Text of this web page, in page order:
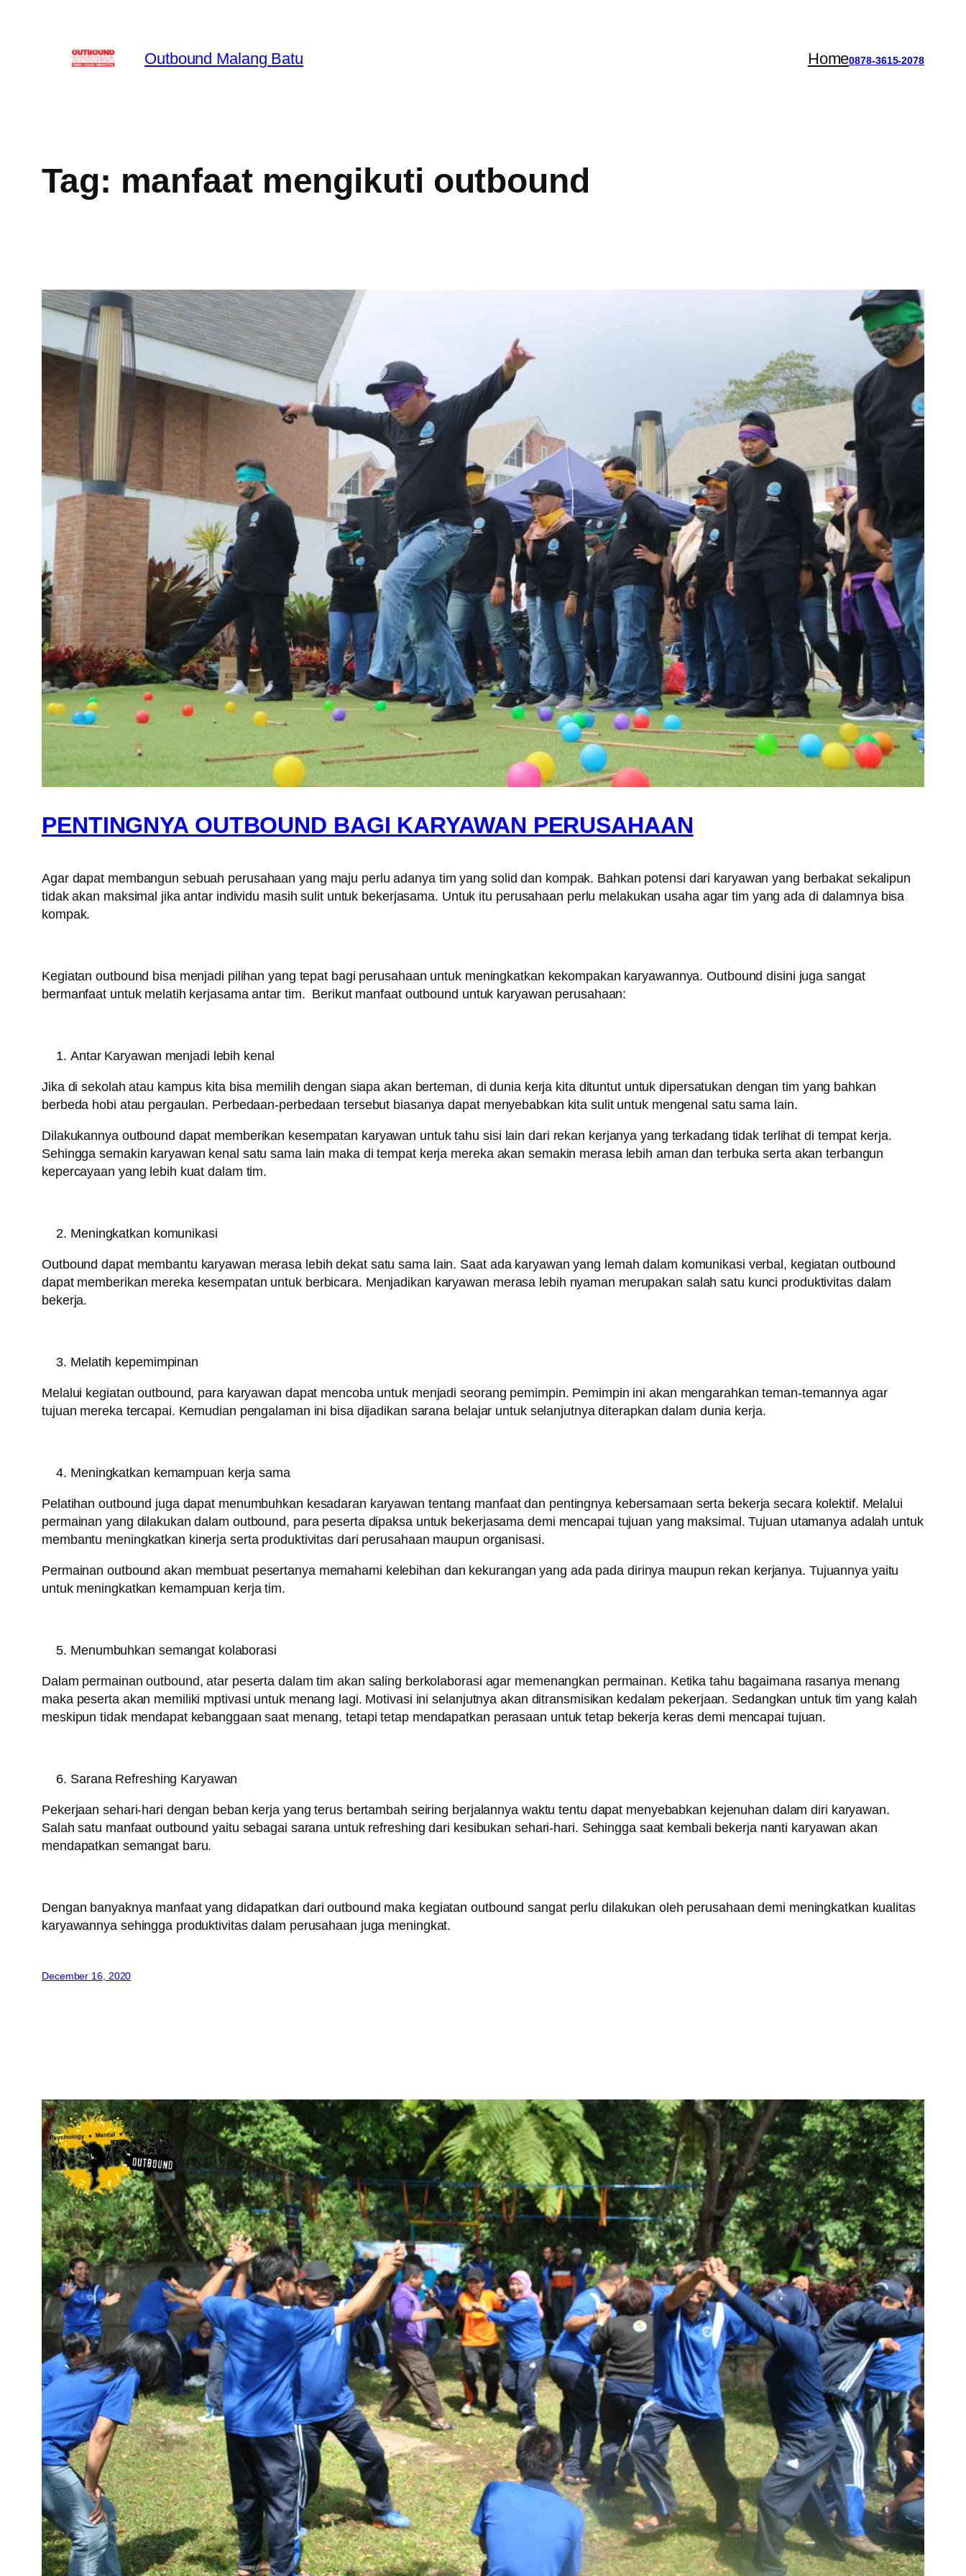
Outbound Malang Batu Home0878-3615-2078
Tag: manfaat mengikuti outbound
PENTINGNYA OUTBOUND BAGI KARYAWAN PERUSAHAAN
Agar dapat membangun sebuah perusahaan yang maju perlu adanya tim yang solid dan kompak. Bahkan potensi dari karyawan yang berbakat sekalipun
tidak akan maksimal jika antar individu masih sulit untuk bekerjasama. Untuk itu perusahaan perlu melakukan usaha agar tim yang ada di dalamnya bisa
kompak.
Kegiatan outbound bisa menjadi pilihan yang tepat bagi perusahaan untuk meningkatkan kekompakan karyawannya. Outbound disini juga sangat
bermanfaat untuk melatih kerjasama antar tim. Berikut manfaat outbound untuk karyawan perusahaan:
Antar Karyawan menjadi lebih kenal
Jika di sekolah atau kampus kita bisa memilih dengan siapa akan berteman, di dunia kerja kita dituntut untuk dipersatukan dengan tim yang bahkan
berbeda hobi atau pergaulan. Perbedaan-perbedaan tersebut biasanya dapat menyebabkan kita sulit untuk mengenal satu sama lain.
Dilakukannya outbound dapat memberikan kesempatan karyawan untuk tahu sisi lain dari rekan kerjanya yang terkadang tidak terlihat di tempat kerja.
Sehingga semakin karyawan kenal satu sama lain maka di tempat kerja mereka akan semakin merasa lebih aman dan terbuka serta akan terbangun
kepercayaan yang lebih kuat dalam tim.
Meningkatkan komunikasi
Outbound dapat membantu karyawan merasa lebih dekat satu sama lain. Saat ada karyawan yang lemah dalam komunikasi verbal, kegiatan outbound
dapat memberikan mereka kesempatan untuk berbicara. Menjadikan karyawan merasa lebih nyaman merupakan salah satu kunci produktivitas dalam
bekerja.
Melatih kepemimpinan
Melalui kegiatan outbound, para karyawan dapat mencoba untuk menjadi seorang pemimpin. Pemimpin ini akan mengarahkan teman-temannya agar
tujuan mereka tercapai. Kemudian pengalaman ini bisa dijadikan sarana belajar untuk selanjutnya diterapkan dalam dunia kerja.
Meningkatkan kemampuan kerja sama
Pelatihan outbound juga dapat menumbuhkan kesadaran karyawan tentang manfaat dan pentingnya kebersamaan serta bekerja secara kolektif. Melalui
permainan yang dilakukan dalam outbound, para peserta dipaksa untuk bekerjasama demi mencapai tujuan yang maksimal. Tujuan utamanya adalah untuk
membantu meningkatkan kinerja serta produktivitas dari perusahaan maupun organisasi.
Permainan outbound akan membuat pesertanya memahami kelebihan dan kekurangan yang ada pada dirinya maupun rekan kerjanya. Tujuannya yaitu
untuk meningkatkan kemampuan kerja tim.
Menumbuhkan semangat kolaborasi
Dalam permainan outbound, atar peserta dalam tim akan saling berkolaborasi agar memenangkan permainan. Ketika tahu bagaimana rasanya menang
maka peserta akan memiliki mptivasi untuk menang lagi. Motivasi ini selanjutnya akan ditransmisikan kedalam pekerjaan. Sedangkan untuk tim yang kalah
meskipun tidak mendapat kebanggaan saat menang, tetapi tetap mendapatkan perasaan untuk tetap bekerja keras demi mencapai tujuan.
Sarana Refreshing Karyawan
Pekerjaan sehari-hari dengan beban kerja yang terus bertambah seiring berjalannya waktu tentu dapat menyebabkan kejenuhan dalam diri karyawan.
Salah satu manfaat outbound yaitu sebagai sarana untuk refreshing dari kesibukan sehari-hari. Sehingga saat kembali bekerja nanti karyawan akan
mendapatkan semangat baru.
Dengan banyaknya manfaat yang didapatkan dari outbound maka kegiatan outbound sangat perlu dilakukan oleh perusahaan demi meningkatkan kualitas
karyawannya sehingga produktivitas dalam perusahaan juga meningkat.
December 16, 2020